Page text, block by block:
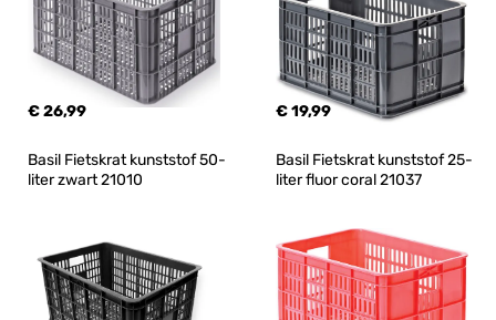
€ 26,99 € 19,99
Basil Fietskrat kunststof 50-
liter zwart 21010
Basil Fietskrat kunststof 25-
liter fluor coral 21037